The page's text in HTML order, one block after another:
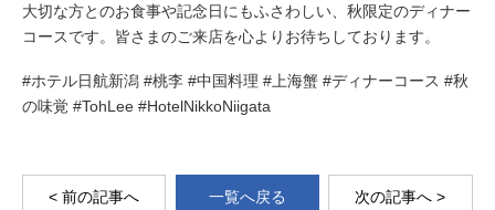
大切な方とのお食事や記念日にもふさわしい、秋限定のディナー
コースです。皆さまのご来店を心よりお待ちしております。
#ホテル日航新潟 #桃李 #中国料理 #上海蟹 #ディナーコース #秋
の味覚 #TohLee #HotelNikkoNiigata
< 前の記事へ 一覧へ戻る 次の記事へ >